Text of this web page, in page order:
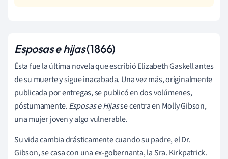
Esposas e hijas(1866)
Ésta fue la última novela que escribió Elizabeth Gaskell antes
de su muerte y sigue inacabada. Una vez más, originalmente
publicada por entregas, se publicó en dos volúmenes,
póstumamente. Esposas e Hijasse centra en Molly Gibson,
una mujer joven y algo vulnerable.
Su vida cambia drásticamente cuando su padre, el Dr.
Gibson, se casa con una ex-gobernanta, la Sra. Kirkpatrick.